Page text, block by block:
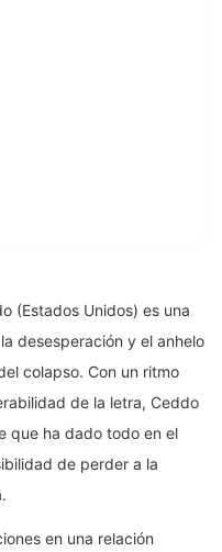
(Estados Unidos) es una
desesperación y el anhelo
colapso. Con un ritmo
de la letra, Ceddo
que ha dado todo en el
de perder a la
en una relación